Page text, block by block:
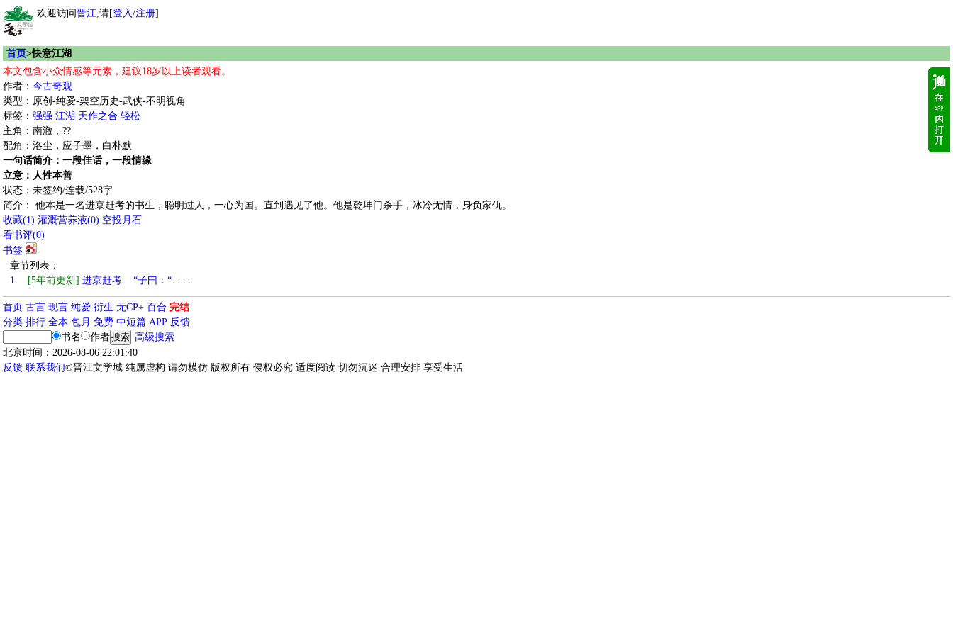
欢迎访问晋江,请[登入/注册]
首页>快意江湖
本文包含小众情感等元素，建议18岁以上读者观看。
作者： 今古奇观
类型：原创-纯爱-架空历史-武侠-不明视角
标签： 强强 江湖 天作之合 轻松
主角：南澈，??
配角：洛尘，应子墨，白朴默
一句话简介：一段佳话，一段情缘
立意：人性本善
状态：未签约/连载/528字
简介： 他本是一名进京赶考的书生，聪明过人，一心为国。直到遇见了他。他是乾坤门杀手，冰冷无情，身负家仇。
收藏(1) 灌溉营养液(0) 空投月石
看书评(0)
书签
章节列表：
1.
[5年前更新] 进京赶考 “子曰：“……
首页 古言 现言 纯爱 衍生 无CP+ 百合 完结
分类 排行 全本 包月 免费 中短篇 APP 反馈
书名
作者
高级搜索
北京时间：2026-08-06 22:01:40
反馈 联系我们©晋江文学城 纯属虚构 请勿模仿 版权所有 侵权必究 适度阅读 切勿沉迷 合理安排 享受生活